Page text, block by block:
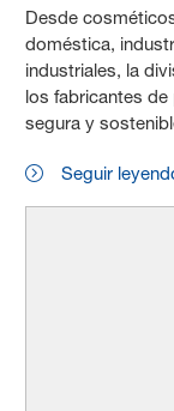
Desde
doméstica,
industriales, la
los fabricantes
segura y
Seguir